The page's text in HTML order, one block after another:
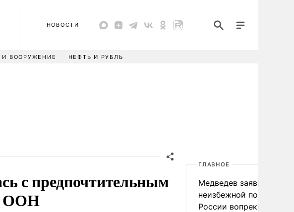
НОВОСТИ
И ВООРУЖЕНИЕ НЕФТЬ И РУБЛЬ
с предпочтительным
ООН
ГЛАВНОЕ
Медведев заявил о
неизбежной победе
России вопреки словам